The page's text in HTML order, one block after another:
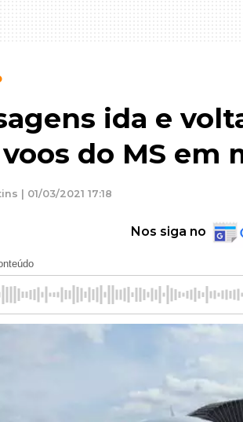
ida e
do MS em
| 01/03/2021 17:18
Nos siga no